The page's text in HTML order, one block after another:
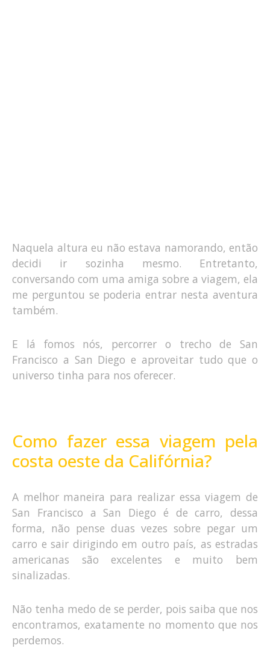
Naquela altura eu não estava namorando, então
decidi ir sozinha mesmo. Entretanto,
conversando com uma amiga sobre a viagem, ela
me perguntou se poderia entrar nesta aventura
também.
E lá fomos nós, percorrer o trecho de San
Francisco a San Diego e aproveitar tudo que o
universo tinha para nos oferecer.
Como fazer essa viagem pela
costa oeste da Califórnia?
A melhor maneira para realizar essa viagem de
San Francisco a San Diego é de carro, dessa
forma, não pense duas vezes sobre pegar um
carro e sair dirigindo em outro país, as estradas
americanas são excelentes e muito bem
sinalizadas.
Não tenha medo de se perder, pois saiba que nos
encontramos, exatamente no momento que nos
perdemos.